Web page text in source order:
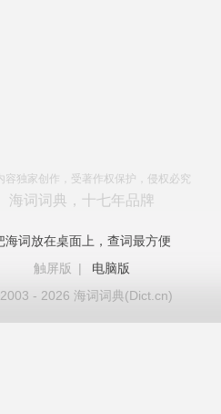
容独家创作，受著作权保护，侵权必究
海词词典，十七年品牌
海词放在桌面上，查词最方便
触屏版
|
电脑版
- 2026 海词词典(Dict.cn)